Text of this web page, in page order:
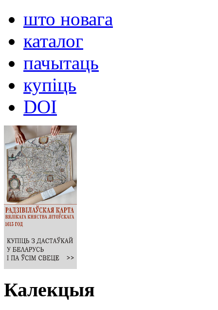
што новага
каталог
пачытаць
купіць
DOI
Калекцыя